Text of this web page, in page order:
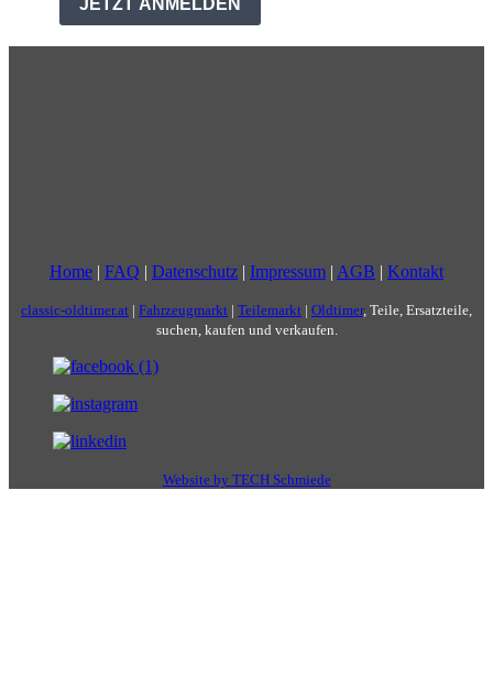
Home | FAQ | Datenschutz | Impressum | AGB | Kontakt
classic-oldtimer.at | Fahrzeugmarkt | Teilemarkt | Oldtimer, Teile, Ersatzteile,
suchen, kaufen und verkaufen.
Website by TECH Schmiede